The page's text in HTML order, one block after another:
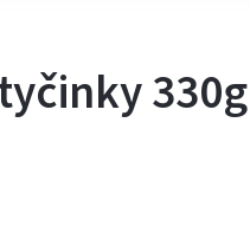
330g